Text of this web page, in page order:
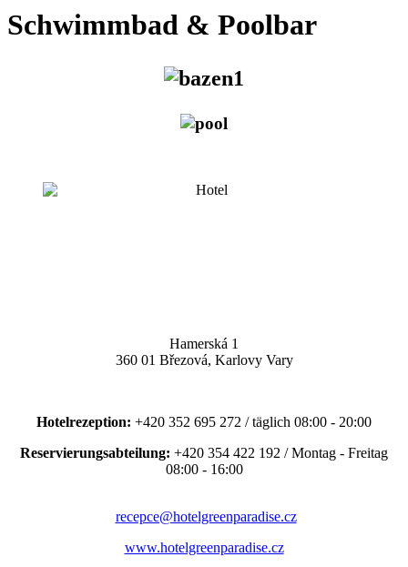
Schwimmbad & Poolbar
Hamerská 1
360 01 Březová, Karlovy Vary
Hotelrezeption: +420 352 695 272 / täglich 08:00 - 20:00
Reservierungsabteilung: +420 354 422 192 / Montag - Freitag
08:00 - 16:00
recepce@hotelgreenparadise.cz
www.hotelgreenparadise.cz